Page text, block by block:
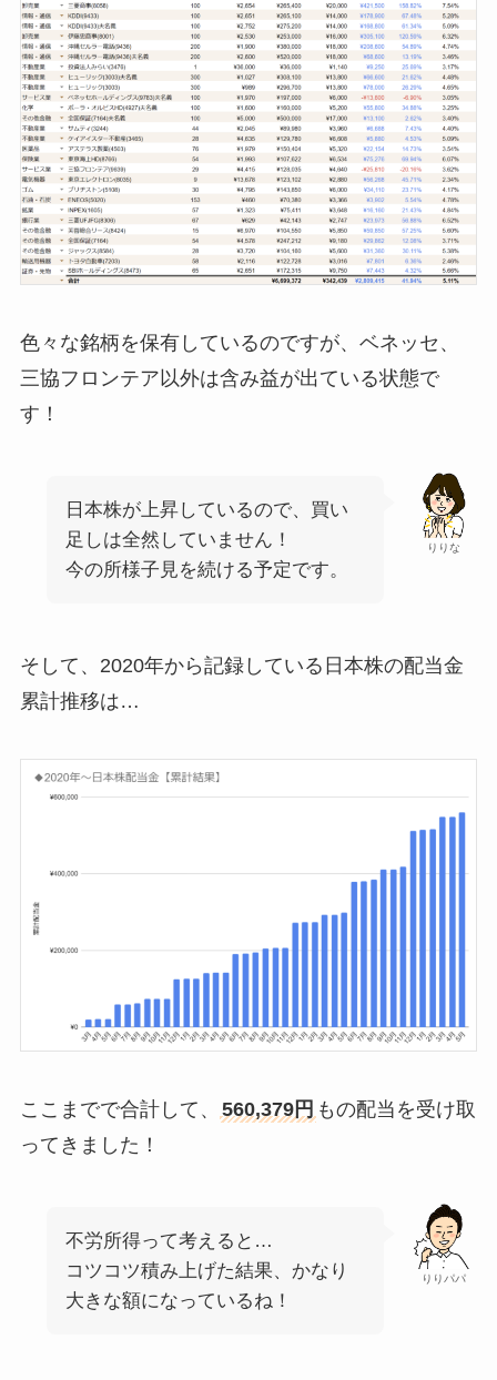
色々な銘柄を保有しているのですが、ベネッセ、
三協フロンテア以外は含み益が出ている状態で
す！
りりな
日本株が上昇しているので、買い
足しは全然していません！
今の所様子見を続ける予定です。
そして、2020年から記録している日本株の配当金
累計推移は…
ここまでで合計して、 560,379円 もの配当を受け取
ってきました！
りりパパ
不労所得って考えると…
コツコツ積み上げた結果、かなり
大きな額になっているね！